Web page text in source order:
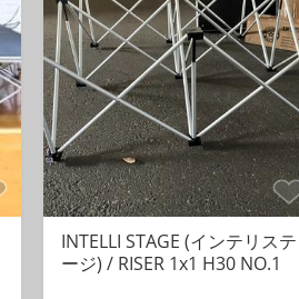
INTELLI STAGE (インテリステ
ージ) / RISER 1x1 H30 NO.1